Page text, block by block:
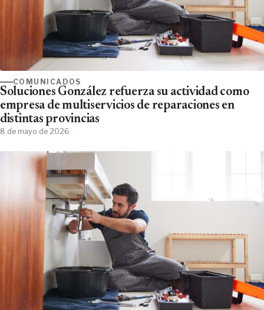
COMUNICADOS
Soluciones González refuerza su actividad como
empresa de multiservicios de reparaciones en
distintas provincias
8 de mayo de 2026